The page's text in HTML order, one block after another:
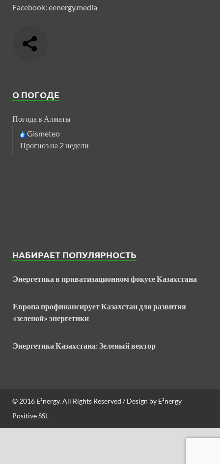
Facebook: eenergy.media
О ПОГОДЕ
Погода в Алматы
Gismeteo
Прогноз на 2 недели
НАБИРАЕТ ПОПУЛЯРНОСТЬ
Энергетика в приватизационном фокусе Казахстана
Европа профинансирует Казахстан для развития
«зеленой» энергетики
Энергетика Казахстана: Зеленый вектор
© 2016 E²nergy. All Rights Reserved / Design by E²nergy
Positive SSL